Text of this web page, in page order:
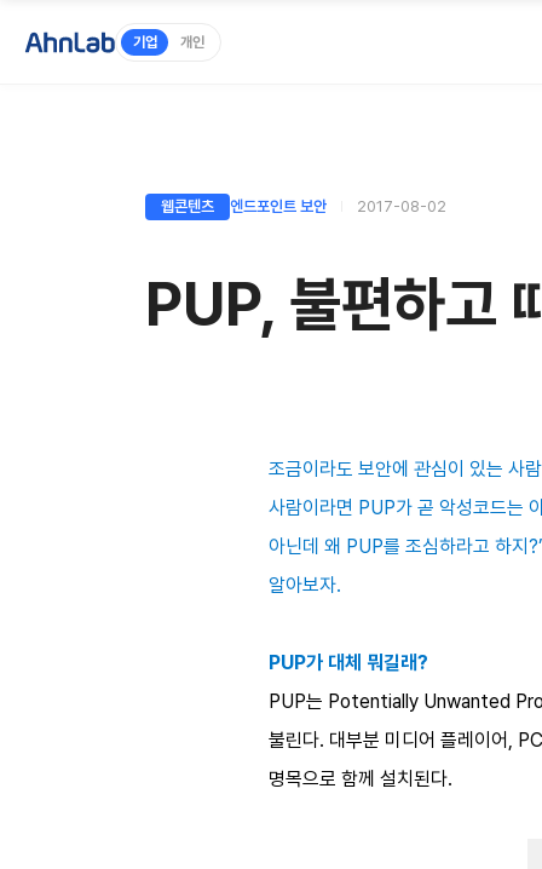
기업 개인
웹콘텐츠 엔드포인트 보안 2017-08-02
PUP, 불편하고
조금이라도 보안에 관심이 있는 사
사람이라면 PUP가 곧 악성코드는
아닌데 왜 PUP를 조심하라고 하지
알아보자.
PUP가 대체 뭐길래?
PUP는 Potentially Unwanted
불린다. 대부분 미디어 플레이어,
명목으로 함께 설치된다.